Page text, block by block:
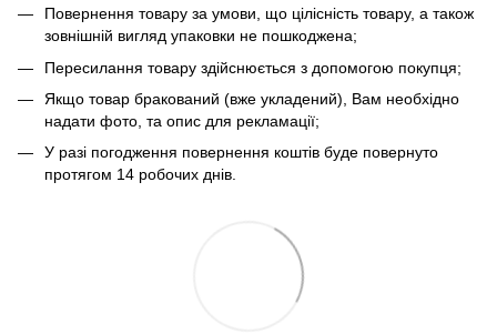
Повернення товару за умови, що цілісність товару, а також
зовнішній вигляд упаковки не пошкоджена;
Пересилання товару здійснюється з допомогою покупця;
Якщо товар бракований (вже укладений), Вам необхідно
надати фото, та опис для рекламації;
У разі погодження повернення коштів буде повернуто
протягом 14 робочих днів.